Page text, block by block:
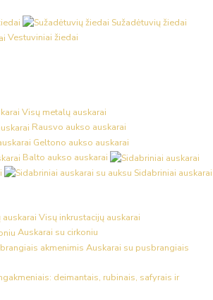
Sužadėtuvių žiedai
Vestuviniai žiedai
Visų metalų auskarai
Rausvo aukso auskarai
Geltono aukso auskarai
Balto aukso auskarai
Sidabriniai auskarai
Visų inkrustacijų auskarai
Auskarai su cirkoniu
Auskarai su pusbrangiais